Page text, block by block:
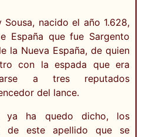
nacido el año 1.628,
España que fue Sargento
la Nueva España, de quien
con la espada que era
a tres reputados
del lance.
ya ha quedo dicho, los
de este apellido que se